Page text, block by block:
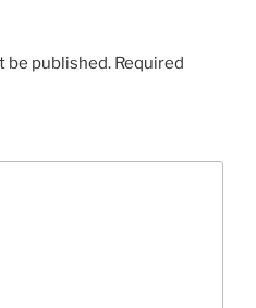
be published. Required